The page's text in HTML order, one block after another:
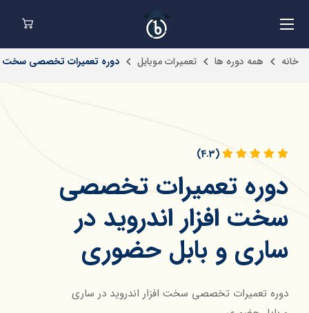
خانه همه دوره ها تعمیرات موبایل دوره تعمیرات تخصصی سخت
(4.3)
دوره تعمیرات تخصصی
سخت افزار اندروید در
ساری و بابل حضوری
دوره تعمیرات تخصصی سخت افزار اندروید در ساری